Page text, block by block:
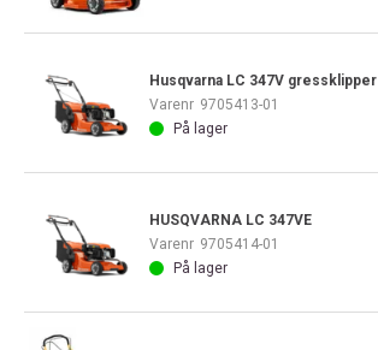
Husqvarna LC 347V gressklipper
Varenr 9705413-01
På lager
HUSQVARNA LC 347VE
Varenr 9705414-01
På lager